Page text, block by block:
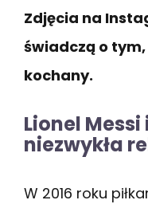
Zdjęcia na
świadczą o
kochany.
Lionel Messi
niezwykła
W 2016 roku